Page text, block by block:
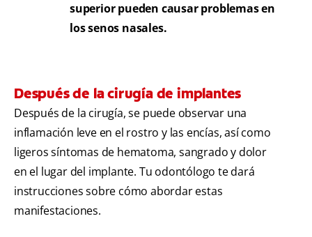
superior pueden causar problemas en
los senos nasales.
Después de la cirugía de implantes
Después de la cirugía, se puede observar una
inflamación leve en el rostro y las encías, así como
ligeros síntomas de hematoma, sangrado y dolor
en el lugar del implante. Tu odontólogo te dará
instrucciones sobre cómo abordar estas
manifestaciones.